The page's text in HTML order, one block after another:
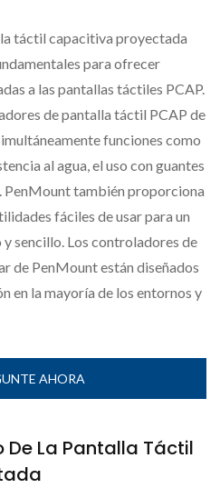
táctil capacitiva proyectada
para ofrecer
a las pantallas táctiles PCAP.
de pantalla táctil PCAP de
funciones como
al agua, el uso con guantes
PenMount también proporciona
fáciles de usar para un
sencillo. Los controladores de
de PenMount están diseñados
en la mayoría de los entornos y
AHORA
La Pantalla Táctil